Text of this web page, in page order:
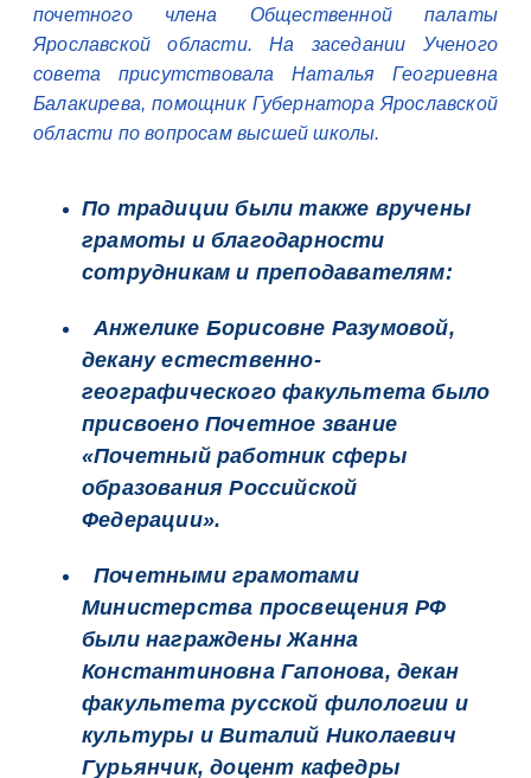
почетного члена Общественной палаты
Ярославской области. На заседании Ученого
совета присутствовала Наталья Геогриевна
Балакирева, помощник Губернатора Ярославской
области по вопросам высшей школы.
По традиции были также вручены
грамоты и благодарности
сотрудникам и преподавателям:
Анжелике Борисовне Разумовой,
декану естественно-
географического факультета было
присвоено Почетное звание
«Почетный работник сферы
образования Российской
Федерации».
Почетными грамотами
Министерства просвещения РФ
были награждены Жанна
Константиновна Гапонова, декан
факультета русской филологии и
культуры и Виталий Николаевич
Гурьянчик, доцент кафедры